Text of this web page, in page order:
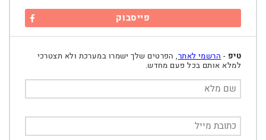
פייסבוק
טיפ - הרשמי לאתר, הפרטים שלך ישמרו במערכת ולא תצטרכי
למלא אותם בכל פעם מחדש.